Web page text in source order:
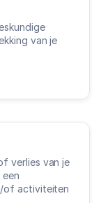
van je
verlies van je
of activiteiten